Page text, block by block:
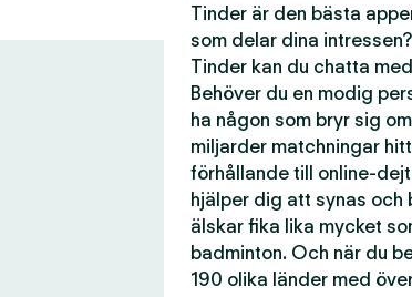
Tinder är den bästa
som delar dina
Tinder kan du chatta
Behöver du en modig
ha någon som bryr sig
miljarder matchningar
förhållande till online-
hjälper dig att synas och
älskar fika lika mycket
badminton. Och när du
190 olika länder med